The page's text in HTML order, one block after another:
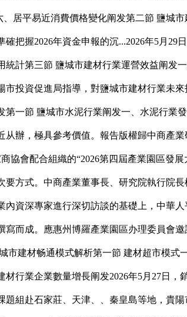
居平易近消費價格變化阐发第二節 鹽城
確把握2026年資金申報的沉...2026年5月
統計第三節 鹽城市建材行業運營效益阐发
市投資促進局指導，對鹽城市建材行業未
第一節 鹽城市水泥行業阐发一、水泥行業
从辦，極具參考價值。報告版權歸中商產
協會配合組織的“2026第四屆產業園區發
要方式。中商產業董事長、研究院執行院
內資深專家進行深切訪談的基礎上，中華
寫而成。應惠州博羅產業園區办理委員會
市建材畅通模式解析第一節 建材超市模式
材行業企業數量增長阐发2026年5月27日
題組赴石家莊、天津、、秦皇島等地，貴